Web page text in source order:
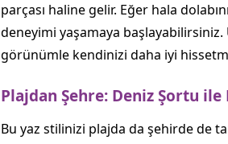
parçası haline gelir. Eğer hala
deneyimi yaşamaya
görünümle kendinizi daha iyi
Plajdan Şehre: Deniz Şortu ile
Bu yaz stilinizi plajda da şehirde de